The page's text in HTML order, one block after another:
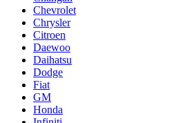
Chevrolet
Chrysler
Citroen
Daewoo
Daihatsu
Dodge
Fiat
GM
Honda